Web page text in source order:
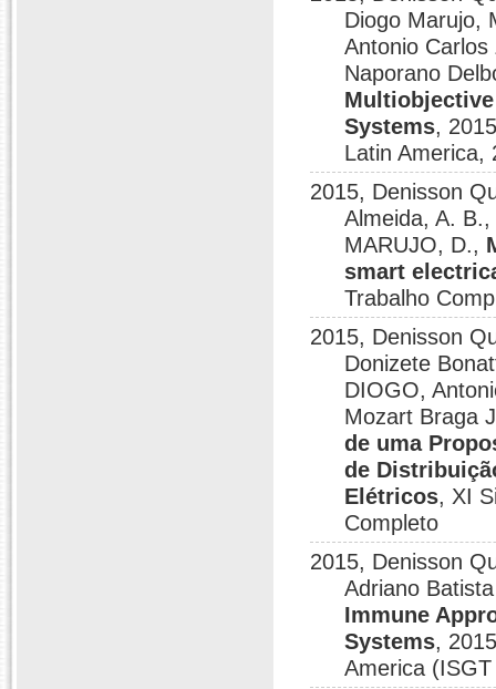
Diogo Marujo,
Antonio
Naporano
Systems,
Latin America,
2015, Denisson
Almeida, A.
MARUJO, D.,
smart
Trabalho
2015, Denisson
Donizete
DIOGO,
Mozart Braga
de uma
de
Elétricos, XI
Completo
2015, Denisson
Adriano
Immune
Systems,
America